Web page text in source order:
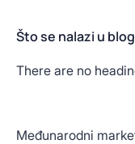
Što se nalazi u
There are no
Međunarodni